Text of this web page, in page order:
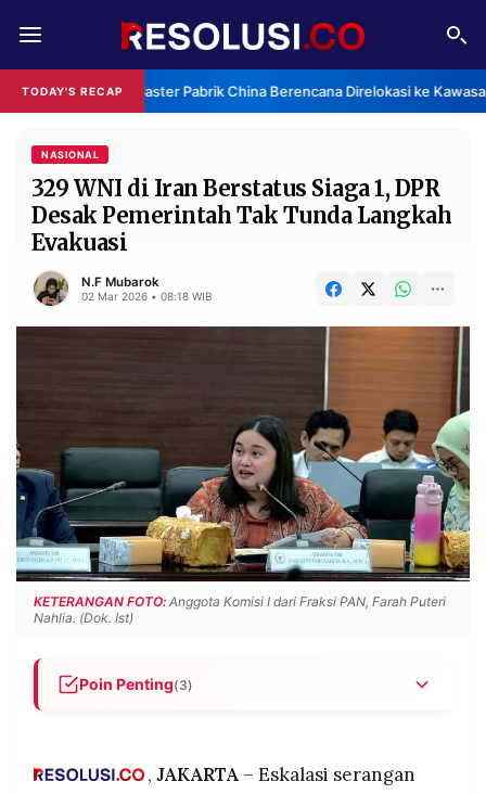
TODAY'S RECAP Klaster Pabrik China Berencana Direlokasi ke
REDAKSI TENTANG
RESOLUSI IKLAN
RUBRIKASI
EDITORIAL
FINANSIA PERSONA
DAERAH NASIONAL
INFORMASI
PRIVACY
POLICY
BERITA
WARGA
INFORMASI
IKLAN
KIRIM
TULISAN
PENGADUAN TERM
NASIONAL
329 WNI di Iran Berstatus Siaga 1, DPR
Desak Pemerintah Tak Tunda Langkah
Evakuasi
N.F Mubarok
02 Mar 2026 • 08:18 WIB
KETERANGAN FOTO: Anggota Komisi I dari Fraksi PAN, Farah Puteri
Nahlia. (Dok. Ist)
Poin Penting(3)
Iran dan negara-negara Teluk, menyusul
, JAKARTA– Eskalasi serangan